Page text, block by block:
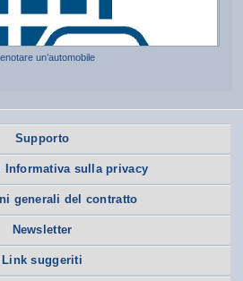
un’automobile
Supporto
Informativa sulla privacy
generali del contratto
Newsletter
Link suggeriti